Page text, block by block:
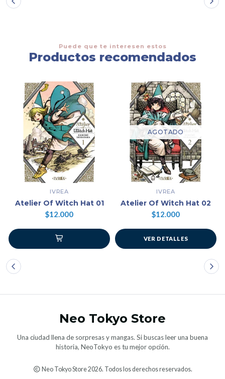
Puede que te interesen estos
Productos recomendados
IVREA
Atelier Of Witch Hat 01
$12.000
AGOTADO
IVREA
Atelier Of Witch Hat 02
$12.000
VER DETALLES
Neo Tokyo Store
Una ciudad llena de sorpresas y mangas. Si buscas leer una buena
historia, NeoTokyo es tu mejor opción.
Neo Tokyo Store 2026. Todos los derechos reservados.